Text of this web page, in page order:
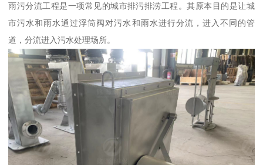
雨污分流工程是一项常见的城市排污排涝工程。其原本目的是让城
市污水和雨水通过浮筒阀对污水和雨水进行分流，进入不同的管
道，分流进入污水处理场所。